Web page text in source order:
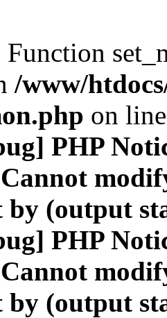
Function
/www/
on
PHP
Cannot
by (output
PHP
Cannot
by (output